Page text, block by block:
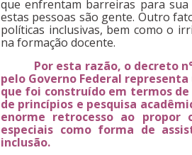
que enfrentam barreiras para
estas pessoas são gente. Outro
políticas inclusivas, bem como o
na formação docente.
Por esta razão, o decreto
pelo Governo Federal
que foi construído em termos
de princípios e pesquisa
enorme retrocesso ao propor
especiais como forma de
inclusão.